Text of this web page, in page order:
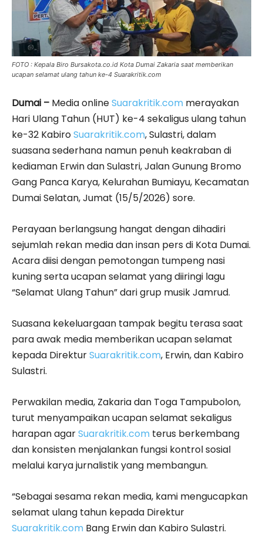
FOTO : Kepala Biro Bursakota.co.id Kota Dumai Zakaria saat memberikan
ucapan selamat ulang tahun ke-4 Suarakritik.com
Dumai – Media onlineSuarakritik.com merayakan
Hari Ulang Tahun (HUT) ke-4 sekaligus ulang tahun
ke-32 KabiroSuarakritik.com, Sulastri, dalam
suasana sederhana namun penuh keakraban di
kediaman Erwin dan Sulastri, Jalan Gunung Bromo
Gang Panca Karya, Kelurahan Bumiayu, Kecamatan
Dumai Selatan, Jumat (15/5/2026) sore.
Perayaan berlangsung hangat dengan dihadiri
sejumlah rekan media dan insan pers di Kota Dumai.
Acara diisi dengan pemotongan tumpeng nasi
kuning serta ucapan selamat yang diiringi lagu
“Selamat Ulang Tahun” dari grup musik Jamrud.
Suasana kekeluargaan tampak begitu terasa saat
para awak media memberikan ucapan selamat
kepada DirekturSuarakritik.com, Erwin, dan Kabiro
Sulastri.
Perwakilan media, Zakaria dan Toga Tampubolon,
turut menyampaikan ucapan selamat sekaligus
harapan agarSuarakritik.com terus berkembang
dan konsisten menjalankan fungsi kontrol sosial
melalui karya jurnalistik yang membangun.
“Sebagai sesama rekan media, kami mengucapkan
selamat ulang tahun kepada Direktur
Suarakritik.com Bang Erwin dan Kabiro Sulastri.